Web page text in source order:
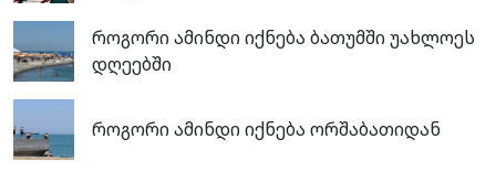
როგორი ამინდი იქნება ბათუმში უახლოეს
დღეებში
როგორი ამინდი იქნება ორშაბათიდან